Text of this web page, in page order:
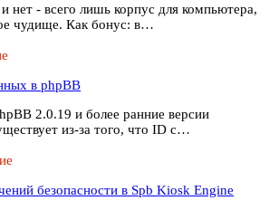
нет - всего лишь корпус для компьютера,
чудище. Как бонус: в…
в phpBB
2.0.19 и более ранние версии
из-за того, что ID с…
безопасности в Spb Kiosk Engine